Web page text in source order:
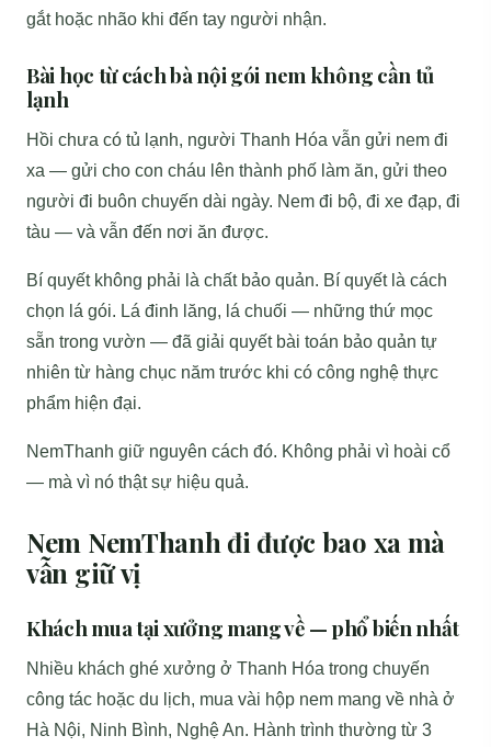
gắt hoặc nhão khi đến tay người nhận.
Bài học từ cách bà nội gói nem không cần tủ
lạnh
Hồi chưa có tủ lạnh, người Thanh Hóa vẫn gửi nem đi
xa — gửi cho con cháu lên thành phố làm ăn, gửi theo
người đi buôn chuyến dài ngày. Nem đi bộ, đi xe đạp, đi
tàu — và vẫn đến nơi ăn được.
Bí quyết không phải là chất bảo quản. Bí quyết là cách
chọn lá gói. Lá đinh lăng, lá chuối — những thứ mọc
sẵn trong vườn — đã giải quyết bài toán bảo quản tự
nhiên từ hàng chục năm trước khi có công nghệ thực
phẩm hiện đại.
NemThanh giữ nguyên cách đó. Không phải vì hoài cổ
— mà vì nó thật sự hiệu quả.
Nem NemThanh đi được bao xa mà
vẫn giữ vị
Khách mua tại xưởng mang về — phổ biến nhất
Nhiều khách ghé xưởng ở Thanh Hóa trong chuyến
công tác hoặc du lịch, mua vài hộp nem mang về nhà ở
Hà Nội, Ninh Bình, Nghệ An. Hành trình thường từ 3